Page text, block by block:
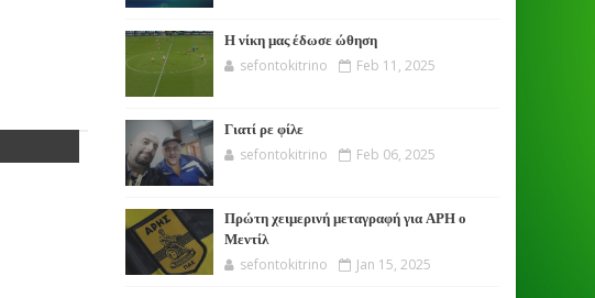
Η νίκη μας έδωσε ώθηση
sefontokitrino Feb 11, 2025
Γιατί ρε φίλε
sefontokitrino Feb 06, 2025
Πρώτη χειμερινή μεταγραφή για ΑΡΗ ο
Μεντίλ
sefontokitrino Jan 15, 2025